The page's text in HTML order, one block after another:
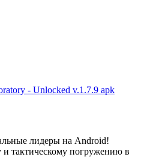
- Unlocked v.1.7.9 apk
лидеры на Android!
и тактическому погружению в